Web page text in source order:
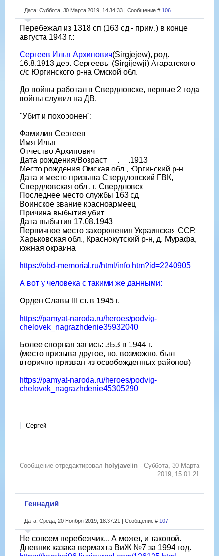
Дата: Суббота, 30 Марта 2019, 14:34:33 | Сообщение # 106
Перебежал из 1318 сп (163 сд - прим.) в конце
августа 1943 г.:
Сергеев Илья Архипович(Sirgjejew), род.
16.8.1913 дер. Сергеевы (Sirgijewji) Агаратского
с/с Юргинского р-на Омской обл.
До войны работал в Свердловске, первые 2 года
войны служил на ДВ.
"Убит и похоронен":
Фамилия Сергеев
Имя Илья
Отчество Архипович
Дата рождения/Возраст __.__.1913
Место рождения Омская обл., Юргинский р-н
Дата и место призыва Свердловский ГВК,
Свердловская обл., г. Свердловск
Последнее место службы 163 сд
Воинское звание красноармеец
Причина выбытия убит
Дата выбытия 17.08.1943
Первичное место захоронения Украинская ССР,
Харьковская обл., Краснокутский р-н, д. Мурафа,
южная окраина
https://obd-memorial.ru/html/info.htm?id=2240905
А вот у человека с такими же данными:
Орден Славы III ст. в 1945 г.
https://pamyat-naroda.ru/heroes/podvig-
chelovek_nagrazhdenie35932040
Более спорная запись: ЗБЗ в 1944 г.
(место призыва другое, но, возможно, был
вторично призван из освобожденных районов)
https://pamyat-naroda.ru/heroes/podvig-
chelovek_nagrazhdenie45305290
Сергей
Сообщение отредактировал holyjavelin - Суббота, 30 Марта
2019, 15:01:21
Геннадий
Дата: Среда, 20 Ноября 2019, 18:37:21 | Сообщение # 107
Не совсем перебежчик... А может, и таковой.
Дневник казака вермахта ВиЖ №7 за 1994 год.